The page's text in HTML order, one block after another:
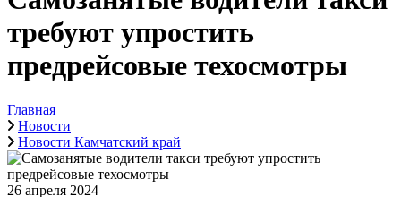
требуют упростить
предрейсовые техосмотры
Главная
Новости
Новости Камчатский край
26 апреля 2024